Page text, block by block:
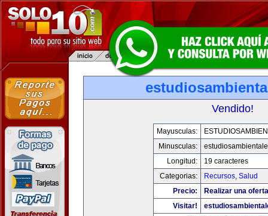
Vendido!
Mayusculas:
Minusculas:
Longitud:
19 caracteres
Categorias:
Recursos, Salud
Precio:
Realizar una
Visitar!